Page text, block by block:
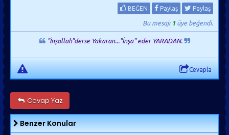
BEĞEN Paylaş Paylaş
Bu mesajı 1üye beğendi.
"İnşallah"derse Yakaran..."İnşa" eder YARADAN.
Cevapla
Cevap Yaz
Benzer Konular